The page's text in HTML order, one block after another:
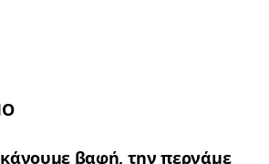
βαφή, την περνάμε